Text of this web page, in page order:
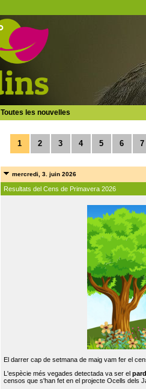
Toutes les nouvelles
1 2 3 4 5 6 7
mercredi, 3. juin 2026
Resultats del Cens de Primavera 2026
El darrer cap de setmana de maig vam fer el
L'espècie més vegades detectada va ser el
censos que s'han fet en el projecte Ocells dels